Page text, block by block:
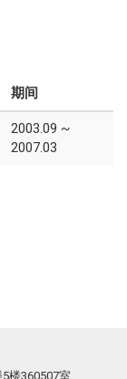
期间
2003.09 ~
2007.03
楼360507室